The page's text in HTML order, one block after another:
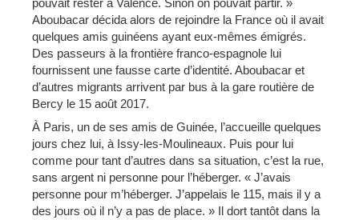
Aboubacar décida alors de rejoindre la France où il avait
quelques amis guinéens ayant eux-mêmes émigrés.
Des passeurs à la frontière franco-espagnole lui
fournissent une fausse carte d’identité. Aboubacar et
d’autres migrants arrivent par bus à la gare routière de
Bercy le 15 août 2017.
À Paris, un de ses amis de Guinée, l’accueille quelques
jours chez lui, à Issy-les-Moulineaux. Puis pour lui
comme pour tant d’autres dans sa situation, c’est la rue,
sans argent ni personne pour l’héberger. « J’avais
personne pour m’héberger. J’appelais le 115, mais il y a
des jours où il n’y a pas de place. » Il dort tantôt dans la